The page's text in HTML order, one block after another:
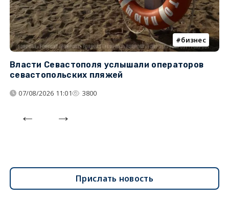
бизнес
Власти Севастополя услышали операторов
севастопольских пляжей
07/08/2026 11:01 3800
Прислать новость